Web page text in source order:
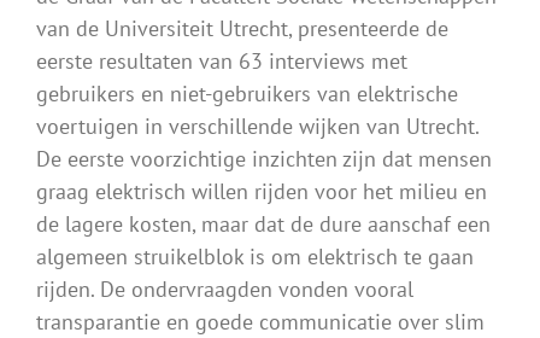
van de Universiteit Utrecht, presenteerde de
eerste resultaten van 63 interviews met
gebruikers en niet-gebruikers van elektrische
voertuigen in verschillende wijken van Utrecht.
De eerste voorzichtige inzichten zijn dat mensen
graag elektrisch willen rijden voor het milieu en
de lagere kosten, maar dat de dure aanschaf een
algemeen struikelblok is om elektrisch te gaan
rijden. De ondervraagden vonden vooral
transparantie en goede communicatie over slim